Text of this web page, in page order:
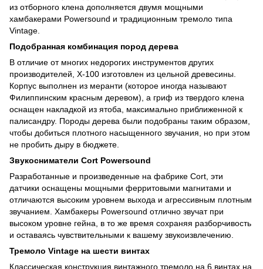
из отборного клена дополняется двумя мощными
хамбакерами Powersound и традиционным тремоло типа
Vintage.
Подобранная комбинация пород дерева
В отличие от многих недорогих инструментов других
производителей, X-100 изготовлен из цельной древесины.
Корпус выполнен из меранти (которое иногда называют
Филиппинским красным деревом), а гриф из твердого клена
оснащен накладкой из ятоба, максимально приближенной к
палисандру. Породы дерева были подобраны таким образом,
чтобы добиться плотного насыщенного звучания, но при этом
не пробить дыру в бюджете.
Звукосниматели Cort Powersound
Разработанные и произведенные на фабрике Cort, эти
датчики оснащены мощными ферритовыми магнитами и
отличаются высоким уровнем выхода и агрессивным плотным
звучанием. Хамбакеры Powersound отлично звучат при
высоком уровне гейна, в то же время сохраняя разборчивость
и оставаясь чувствительными к вашему звукоизвлечению.
Тремоло Vintage на шести винтах
Классическая конструкция винтажного тремоло на 6 винтах на